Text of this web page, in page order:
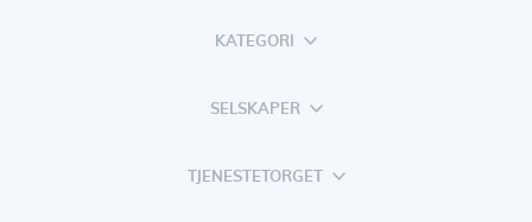
KATEGORI
SELSKAPER
TJENESTETORGET